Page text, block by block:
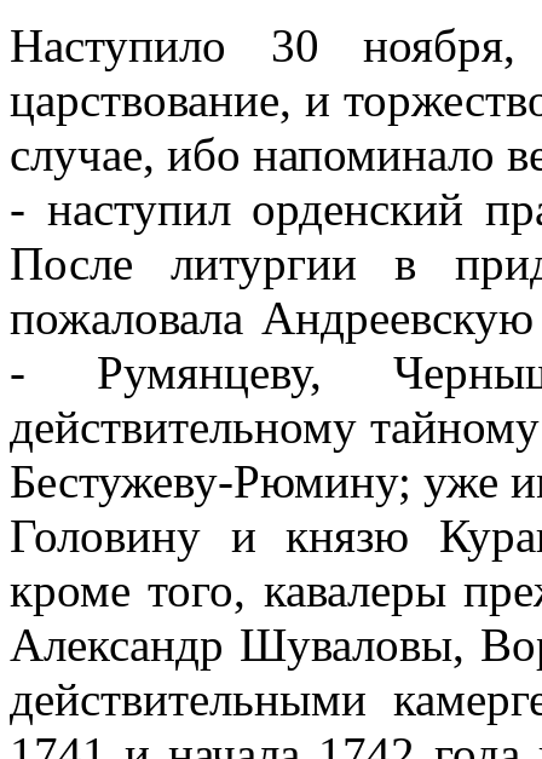
Наступило 30
царствование, и
случае, ибо напоминало
- наступил орденский
После литургии в
пожаловала
- Румянцеву,
действительному
Бестужеву-Рюмину; уже
Головину и князю
кроме того, кавалеры
Александр Шуваловы,
действительными